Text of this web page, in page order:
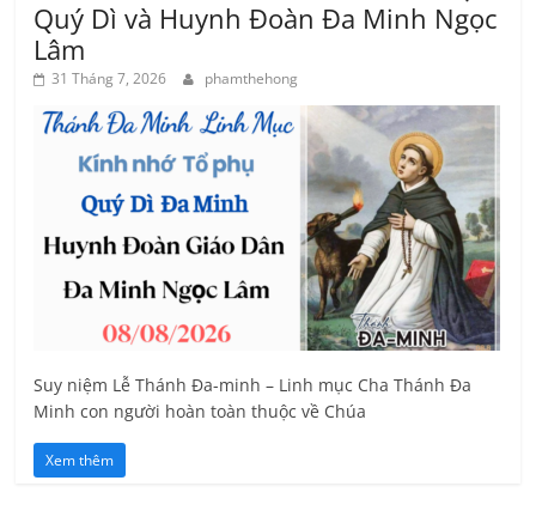
Quý Dì và Huynh Đoàn Đa Minh Ngọc
Lâm
31 Tháng 7, 2026 phamthehong
Suy niệm Lễ Thánh Đa-minh – Linh mục Cha Thánh Đa
Minh con người hoàn toàn thuộc về Chúa
Xem thêm